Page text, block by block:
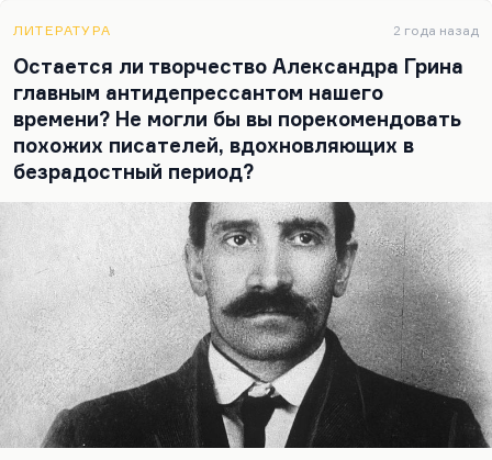
человеческих черт. И здесь, видимо, жестокое
разочарование в идее Киплинга, что можно
прийти и послать на службу дикарям, полудетям,
а может быть, чертям…
ЛИТЕРАТУРА 2 года назад
Остается ли творчество Александра Грина
главным антидепрессантом нашего
времени? Не могли бы вы порекомендовать
похожих писателей, вдохновляющих в
безрадостный период?